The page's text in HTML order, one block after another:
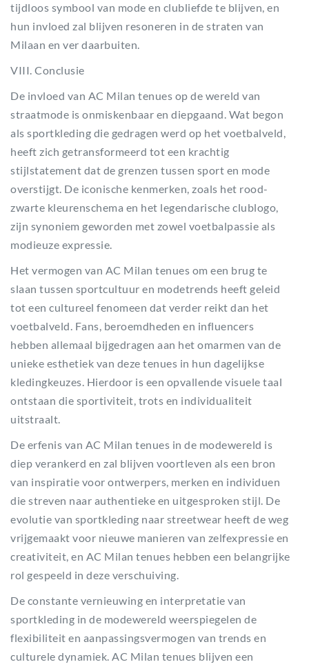
tijdloos symbool van mode en clubliefde te blijven, en
hun invloed zal blijven resoneren in de straten van
Milaan en ver daarbuiten.
VIII. Conclusie
De invloed van AC Milan tenues op de wereld van
straatmode is onmiskenbaar en diepgaand. Wat begon
als sportkleding die gedragen werd op het voetbalveld,
heeft zich getransformeerd tot een krachtig
stijlstatement dat de grenzen tussen sport en mode
overstijgt. De iconische kenmerken, zoals het rood-
zwarte kleurenschema en het legendarische clublogo,
zijn synoniem geworden met zowel voetbalpassie als
modieuze expressie.
Het vermogen van AC Milan tenues om een brug te
slaan tussen sportcultuur en modetrends heeft geleid
tot een cultureel fenomeen dat verder reikt dan het
voetbalveld. Fans, beroemdheden en influencers
hebben allemaal bijgedragen aan het omarmen van de
unieke esthetiek van deze tenues in hun dagelijkse
kledingkeuzes. Hierdoor is een opvallende visuele taal
ontstaan die sportiviteit, trots en individualiteit
uitstraalt.
De erfenis van AC Milan tenues in de modewereld is
diep verankerd en zal blijven voortleven als een bron
van inspiratie voor ontwerpers, merken en individuen
die streven naar authentieke en uitgesproken stijl. De
evolutie van sportkleding naar streetwear heeft de weg
vrijgemaakt voor nieuwe manieren van zelfexpressie en
creativiteit, en AC Milan tenues hebben een belangrijke
rol gespeeld in deze verschuiving.
De constante vernieuwing en interpretatie van
sportkleding in de modewereld weerspiegelen de
flexibiliteit en aanpassingsvermogen van trends en
culturele dynamiek. AC Milan tenues blijven een